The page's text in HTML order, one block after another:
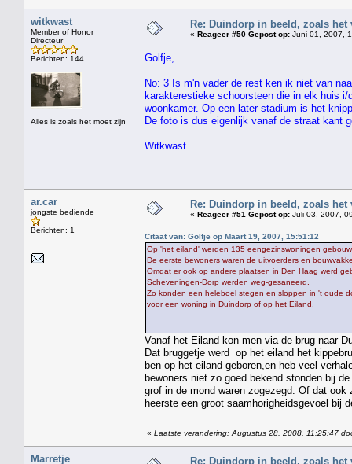
witkwast
Member of Honor
Directeur
Berichten: 144
Alles is zoals het moet zijn
Re: Duindorp in beeld, zoals het
« Reageer #50 Gepost op: Juni 01, 2007,
Golfje,
No: 3 Is m'n vader de rest ken ik niet van
karakterestieke schoorsteen die in elk huis
woonkamer. Op een later stadium is het
De foto is dus eigenlijk vanaf de straat kant
Witkwast
ar.car
jongste bediende
Berichten: 1
Re: Duindorp in beeld, zoals het
« Reageer #51 Gepost op: Juli 03, 2007,
Citaat van: Golfje op Maart 19, 2007, 15:51:12
Op 'het eiland' werden 135 eengezinswoningen
De eerste bewoners waren de uitvoerders en
Omdat er ook op andere plaatsen in Den Haag werd
Scheveningen-Dorp werden weg-gesaneerd.
Zo konden een heleboel stegen en sloppen in 't oude
voor een woning in Duindorp of op het Eiland.
Vanaf het Eiland kon men via de brug naar
Dat bruggetje werd op het eiland het
ben op het eiland geboren,en heb veel
bewoners niet zo goed bekend stonden bij
grof in de mond waren zogezegd. Of dat
heerste een groot saamhorigheidsgevoel bij
« Laatste verandering: Augustus 28, 2008, 11:25:47
Marretje Re: Duindorp in beeld, zoals het